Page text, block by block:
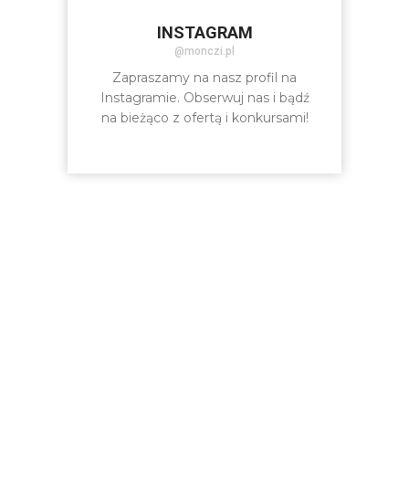
INSTAGRAM
@monczi.pl
Zapraszamy na nasz profil na
Instagramie. Obserwuj nas i bądź
na bieżąco z ofertą i konkursami!